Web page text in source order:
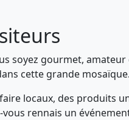
soyez gourmet, amateur
cette grande mosaïque.
locaux, des produits
rennais un